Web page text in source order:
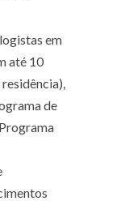
em
até 10
de